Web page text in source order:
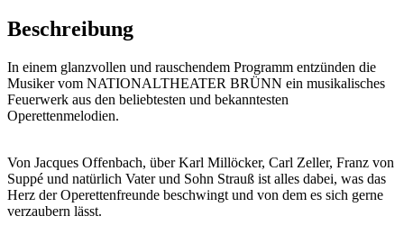
Beschreibung
In einem glanzvollen und rauschendem Programm entzünden die
Musiker vom NATIONALTHEATER BRÜNN ein musikalisches
Feuerwerk aus den beliebtesten und bekanntesten
Operettenmelodien.
Von Jacques Offenbach, über Karl Millöcker, Carl Zeller, Franz von
Suppé und natürlich Vater und Sohn Strauß ist alles dabei, was das
Herz der Operettenfreunde beschwingt und von dem es sich gerne
verzaubern lässt.